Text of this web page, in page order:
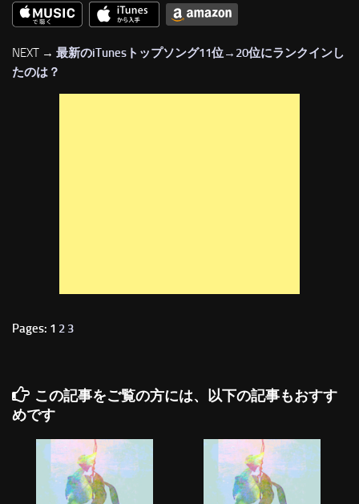
NEXT → 最新のiTunesトップソング11位→20位にランクインし
たのは？
Pages: 1 2 3
この記事をご覧の方には、以下の記事もおすす
めです